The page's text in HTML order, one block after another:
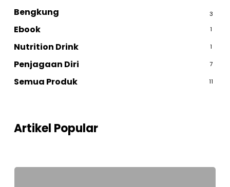
Bengkung 3
Ebook 1
Nutrition Drink 1
Penjagaan Diri 7
Semua Produk 11
Artikel Popular